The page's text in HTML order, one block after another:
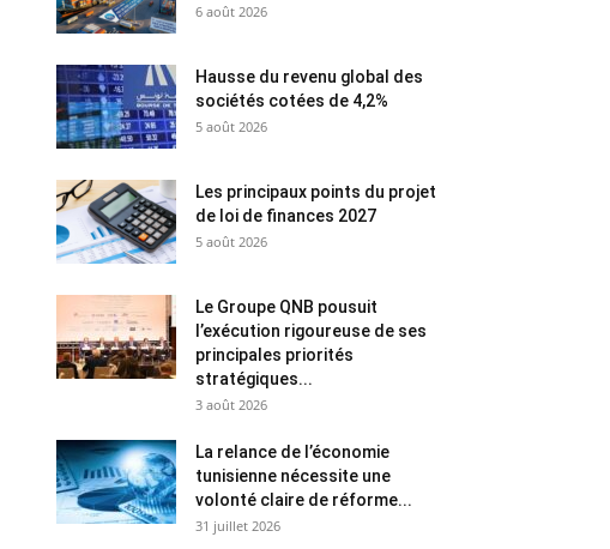
6 août 2026
Hausse du revenu global des
sociétés cotées de 4,2%
5 août 2026
Les principaux points du projet
de loi de finances 2027
5 août 2026
Le Groupe QNB pousuit
l’exécution rigoureuse de ses
principales priorités
stratégiques...
3 août 2026
La relance de l’économie
tunisienne nécessite une
volonté claire de réforme...
31 juillet 2026